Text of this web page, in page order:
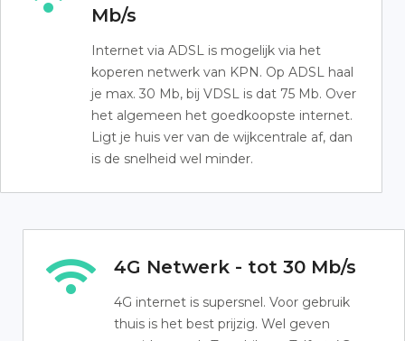
Mb/s
Internet via ADSL is mogelijk via het
koperen netwerk van KPN. Op ADSL haal
je max. 30 Mb, bij VDSL is dat 75 Mb. Over
het algemeen het goedkoopste internet.
Ligt je huis ver van de wijkcentrale af, dan
is de snelheid wel minder.
4G Netwerk - tot 30 Mb/s
4G internet is supersnel. Voor gebruik
thuis is het best prijzig. Wel geven